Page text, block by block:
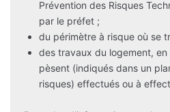
Prévention des Risques
par le préfet ;
du périmètre à risque où se
des travaux du logement,
pèsent (indiqués dans un
risques) effectués ou à